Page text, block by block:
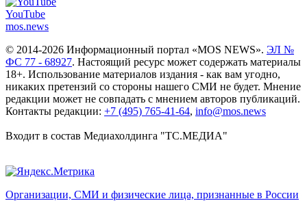
YouTube
mos.news
© 2014-2026 Информационный портал «MOS NEWS». ЭЛ №
ФС 77 - 68927. Настоящий ресурс может содержать материалы
18+. Использование материалов издания - как вам угодно,
никаких претензий со стороны нашего СМИ не будет. Мнение
редакции может не совпадать с мнением авторов публикаций.
Контакты редакции: +7 (495) 765-41-64, info@mos.news
Входит в состав Медиахолдинга "ТС.МЕДИА"
Организации, СМИ и физические лица, признанные в России